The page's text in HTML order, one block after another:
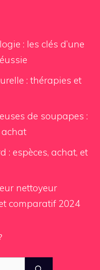
: les clés d’une
: thérapies et
de soupapes :
achat
: espèces, achat, et
nettoyeur
comparatif 2024